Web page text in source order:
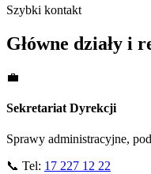
Szybki kontakt
Główne działy i
💼
Sekretariat Dyrekcji
Sprawy administracyjne,
📞 Tel: 17 227 12 22